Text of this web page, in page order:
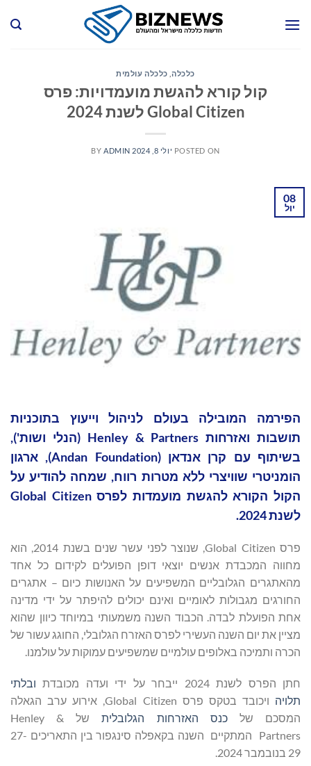
כלכלה, כלכלה עולמית
קול קורא להגשת מועמדויות: פרס
Global Citizen לשנת 2024
POSTED ON יולי 8, 2024 BY ADMIN
08
יול
הפירמה המובילה בעולם לניהול וייעוץ בתוכניות
תושבות ואזרחות Henley & Partners (הנלי ושות'),
בשיתוף עם קרן אנדאן (Andan Foundation), ארגון
הומניטרי שוויצרי ללא מטרות רווח, שמחה להודיע על
הקול הקורא להגשת מועמדות לפרס Global Citizen
לשנת 2024.
פרס Global Citizen, שנוצר לפני עשר שנים בשנת 2014, הוא
מחווה המכבדת אנשים יוצאי דופן הפועלים לקידום כל אחד
מהאתגרים הגלובליים המשפיעים על האנושות כיום – אתגרים
החורגים מגבולות לאומיים ואינם יכולים להיפתר על ידי מדינה
אחת הפועלת לבדה. הכבוד השנה משמעותי במיוחד כיוון שהוא
מציין את יום השנה העשירי לפרס האזרח הגלובלי, החוגג עשור של
הכרה ותמיכה באלופים עולמיים שמשפיעים עמוקות על עולמנו.
חתן הפרס לשנת 2024 ייבחר על ידי ועדה מכובדת
ובלתי
תלויה
ויכובד בטקס פרס Global Citizen, אירוע ערב הגאלה
המסכם שלכנס האזרחות הגלובלית
של Henley &
Partners המתקיים השנה בקאפלה סינגפור בין התאריכים 27-
29 בנובמבר 2024.